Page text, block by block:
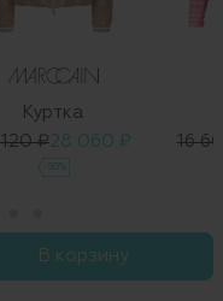
Куртка
₽28 060 ₽
-50%
16
В корзину